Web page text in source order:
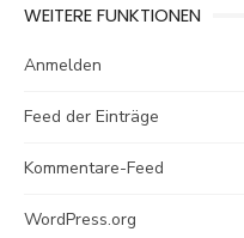
WEITERE FUNKTIONEN
Anmelden
Feed der Einträge
Kommentare-Feed
WordPress.org